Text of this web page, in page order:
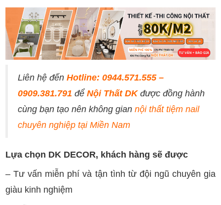
Liên hệ đếnHotline: 0944.571.555 –
0909.381.791 đểNội Thất DKđược đồng hành
cùng bạn tạo nên không giannội thất tiệm nail
chuyên nghiệp tại Miền Nam
Lựa chọn DK DECOR, khách hàng sẽ được
– Tư vấn miễn phí và tận tình từ đội ngũ chuyên gia
giàu kinh nghiệm